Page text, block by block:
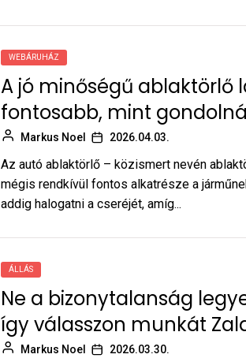
WEBÁRUHÁZ
A jó minőségű ablaktörlő
fontosabb, mint
Markus Noel 2026.04.03.
Az autó ablaktörlő – közismert nevén
mégis rendkívül fontos alkatrésze a
addig halogatni a cseréjét, amíg...
ÁLLÁS
Ne a bizonytalanság
így válasszon munkát
Markus Noel 2026.03.30.